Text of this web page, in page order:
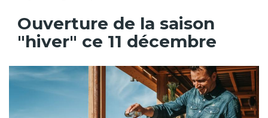
Ouverture de la saison
"hiver" ce 11 décembre